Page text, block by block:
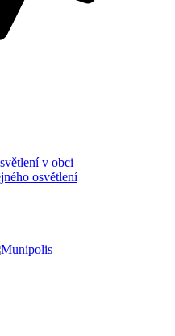
v obci
osvětlení